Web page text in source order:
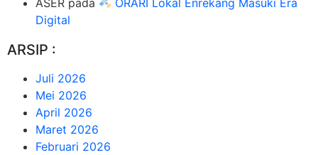
Digital
ARSIP :
Juli 2026
Mei 2026
April 2026
Maret 2026
Februari 2026